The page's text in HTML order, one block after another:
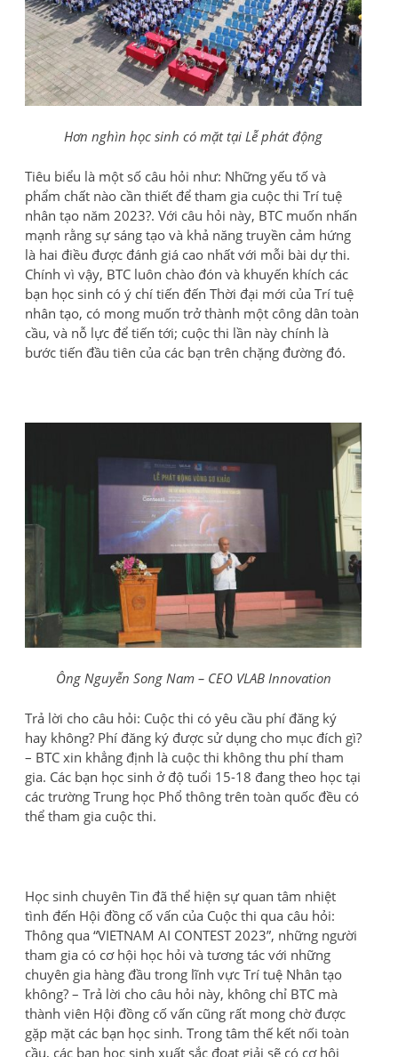
Hơn nghìn học sinh có mặt tại Lễ phát động
Tiêu biểu là một số câu hỏi như: Những yếu tố và
phẩm chất nào cần thiết để tham gia cuộc thi Trí tuệ
nhân tạo năm 2023?. Với câu hỏi này, BTC muốn nhấn
mạnh rằng sự sáng tạo và khả năng truyền cảm hứng
là hai điều được đánh giá cao nhất với mỗi bài dự thi.
Chính vì vậy, BTC luôn chào đón và khuyến khích các
bạn học sinh có ý chí tiến đến Thời đại mới của Trí tuệ
nhân tạo, có mong muốn trở thành một công dân toàn
cầu, và nỗ lực để tiến tới; cuộc thi lần này chính là
bước tiến đầu tiên của các bạn trên chặng đường đó.
Ông Nguyễn Song Nam – CEO VLAB Innovation
Trả lời cho câu hỏi: Cuộc thi có yêu cầu phí đăng ký
hay không? Phí đăng ký được sử dụng cho mục đích gì?
– BTC xin khẳng định là cuộc thi không thu phí tham
gia. Các bạn học sinh ở độ tuổi 15-18 đang theo học tại
các trường Trung học Phổ thông trên toàn quốc đều có
thể tham gia cuộc thi.
Học sinh chuyên Tin đã thể hiện sự quan tâm nhiệt
tình đến Hội đồng cố vấn của Cuộc thi qua câu hỏi:
Thông qua “VIETNAM AI CONTEST 2023”, những người
tham gia có cơ hội học hỏi và tương tác với những
chuyên gia hàng đầu trong lĩnh vực Trí tuệ Nhân tạo
không? – Trả lời cho câu hỏi này, không chỉ BTC mà
thành viên Hội đồng cố vấn cũng rất mong chờ được
gặp mặt các bạn học sinh. Trong tâm thế kết nối toàn
cầu, các bạn học sinh xuất sắc đoạt giải sẽ có cơ hội